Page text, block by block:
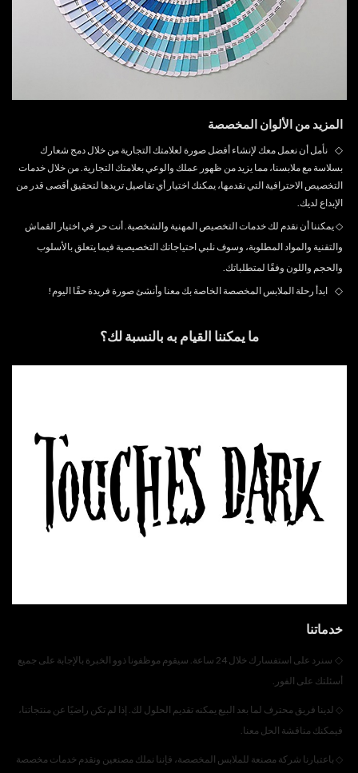
المزيد من الألوان المخصصة
◇
نأمل أن نعمل معك لإنشاء أفضل صورة لعلامتك التجارية من خلال دمج شعارك
بسلاسة مع ملابسنا، مما يزيد من ظهور عملك والوعي بعلامتك التجارية. من خلال خدمات
التخصيص الاحترافية التي نقدمها، يمكنك اختيار أي تفاصيل تريدها لتحقيق أقصى قدر من
الإبداع لديك.
◇يمكننا أن نقدم لك خدمات التخصيص المهنية والشخصية. أنت حر في اختيار القماش
والتقنية والمواد المطلوبة، وسوف نلبي احتياجاتك التخصيصية فيما يتعلق بالأسلوب
والحجم واللون وفقًا لمتطلباتك.
◇ ابدأ رحلة الملابس المخصصة الخاصة بك معنا وأنشئ صورة فريدة حقًا اليوم!
ما يمكننا القيام به بالنسبة لك؟
خدماتنا
◇
سنرد على استفسارك خلال 24 ساعة. سيقوم موظفونا ذوو الخبرة بالإجابة على جميع
أسئلتك على الفور.
◇ لدينا فريق محترف لما بعد البيع يمكنه تقديم الحلول لك. إذا لم تكن راضيًا عن منتجاتنا،
فيمكنك مناقشة الحل معنا.
◇ باعتبارنا شركة مصنعة للملابس المخصصة، فإننا نملك مصنعين ونقدم خدمات مخصصة